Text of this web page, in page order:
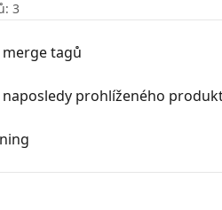
3
tagů
prohlíženého